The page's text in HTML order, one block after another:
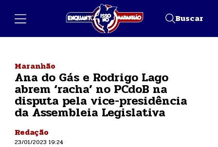
Buscar
Maranhão
Ana do Gás e Rodrigo Lago
abrem ‘racha’ no PCdoB na
disputa pela vice-presidência
da Assembleia Legislativa
Redação
23/01/2023 19:24